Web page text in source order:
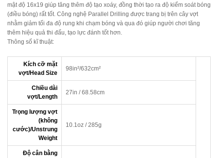
mật độ 16x19 giúp tăng thêm độ tạo xoáy, đồng thời tạo ra độ kiểm soát bóng
(điều bóng) rất tốt. Công nghệ Parallel Drilling được trang bị trên cây vợt
nhằm giảm tối đa độ rung khi chạm bóng và qua đó giúp người chơi tăng
thêm hiệu quả thi đấu, tạo lực đánh tốt hơn.
Thông số kĩ thuật:
Kích cỡ mặt
vợt/Head Size
98in²/632cm²
Chiều dài
vợt/Length
27in / 68.58cm
Trọng lượng vợt
(không
cước)/Unstrung
Weight
10.1oz / 285g
Độ cân bằng